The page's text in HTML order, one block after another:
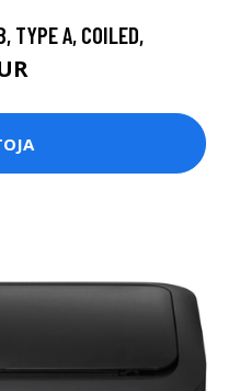
TYPE A, COILED,